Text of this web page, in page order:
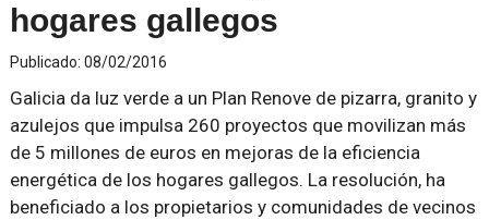
hogares gallegos
Publicado: 08/02/2016
Galicia da luz verde a un Plan Renove de pizarra, granito y
azulejos que impulsa 260 proyectos que movilizan más
de 5 millones de euros en mejoras de la eficiencia
energética de los hogares gallegos. La resolución, ha
beneficiado a los propietarios y comunidades de vecinos